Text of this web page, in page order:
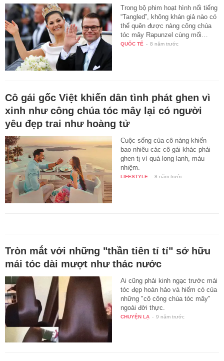
Trong bộ phim hoạt hình nổi tiếng
“Tangled”, không khán giả nào có
thể quên được nàng công chúa
tóc mây Rapunzel cùng mối…
QUỐC TẾ - 8 năm trước
Cô gái gốc Việt khiến dân tình phát ghen vì
xinh như công chúa tóc mây lại có người
yêu đẹp trai như hoàng tử
Cuộc sống của cô nàng khiến
bao nhiêu các cô gái khác phải
ghen tị vì quá long lanh, màu
nhiệm.
LIFESTYLE - 8 năm trước
Tròn mắt với những "thần tiên tỉ tỉ" sở hữu
mái tóc dài mượt như thác nước
Ai cũng phải kinh ngạc trước mái
tóc đẹp hoàn hảo và hiếm có của
những "cô công chúa tóc mây"
ngoài đời thực.
CHUYỆN LẠ - 9 năm trước